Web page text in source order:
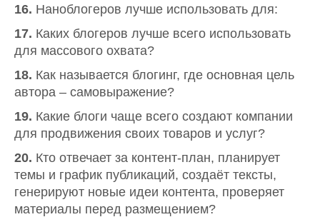
16. Наноблогеров лучше использовать для:
17. Каких блогеров лучше всего использовать
для массового охвата?
18. Как называется блогинг, где основная цель
автора – самовыражение?
19. Какие блоги чаще всего создают компании
для продвижения своих товаров и услуг?
20. Кто отвечает за контент-план, планирует
темы и график публикаций, создаёт тексты,
генерируют новые идеи контента, проверяет
материалы перед размещением?